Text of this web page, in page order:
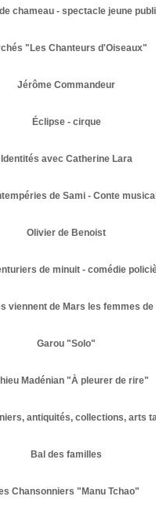
chameau - spectacle jeune
"Les Chanteurs d'Oiseaux"
Jérôme Commandeur
Éclipse - cirque
Identités avec Catherine Lara
de Sami - Conte
Olivier de Benoist
de minuit - comédie
viennent de Mars les femmes de
Garou "Solo"
Madénian "À pleurer de rire"
antiquités, collections, arts
Bal des familles
Chansonniers "Manu Tchao"